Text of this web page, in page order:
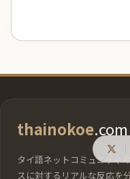
thainokoe.com
タイ語ネットコミュニティ
スに対するリアルな反応を